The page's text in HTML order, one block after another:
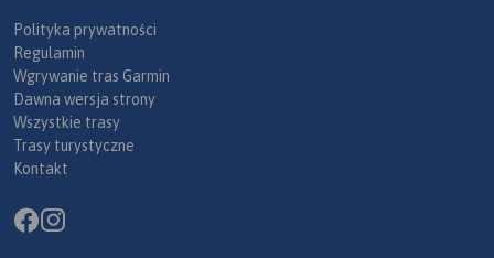
Polityka prywatności
Regulamin
Wgrywanie tras Garmin
Dawna wersja strony
Wszystkie trasy
Trasy turystyczne
Kontakt